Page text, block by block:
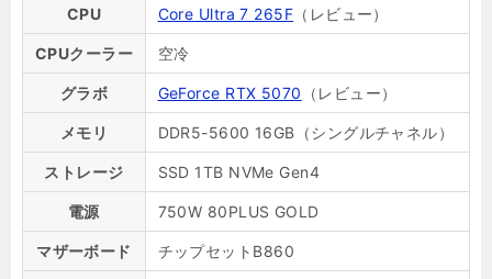
CPU Core Ultra 7 265F （レビュー）
CPUクーラー 空冷
グラボ GeForce RTX 5070 （レビュー）
メモリ DDR5-5600 16GB（シングルチャネル）
ストレージ SSD 1TB NVMe Gen4
電源 750W 80PLUS GOLD
マザーボード チップセットB860